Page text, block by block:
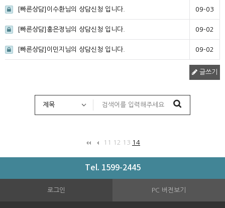
[빠른상담]이수환님의 상담신청 입니다. 09-03
[빠른상담]홍은정님의 상담신청 입니다. 09-02
[빠른상담]이민지님의 상담신청 입니다. 09-02
글쓰기
11 12 13 14
Tel. 1599-2445
로그인 PC 버전보기